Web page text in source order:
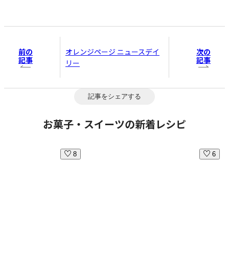
前の
記事
オレンジページ ニュースデイ
リー
次の
記事
記事をシェアする
お菓子・スイーツの新着レシピ
8 6